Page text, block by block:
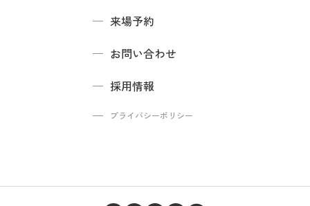
来場予約
お問い合わせ
採用情報
プライバシーポリシー